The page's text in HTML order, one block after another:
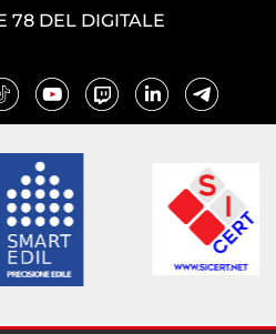
78 DEL DIGITALE